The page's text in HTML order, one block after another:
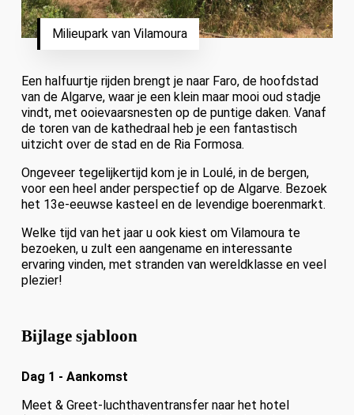
Milieupark van Vilamoura
Een halfuurtje rijden brengt je naar Faro, de hoofdstad
van de Algarve, waar je een klein maar mooi oud stadje
vindt, met ooievaarsnesten op de puntige daken. Vanaf
de toren van de kathedraal heb je een fantastisch
uitzicht over de stad en de Ria Formosa.
Ongeveer tegelijkertijd kom je in Loulé, in de bergen,
voor een heel ander perspectief op de Algarve. Bezoek
het 13e-eeuwse kasteel en de levendige boerenmarkt.
Welke tijd van het jaar u ook kiest om Vilamoura te
bezoeken, u zult een aangename en interessante
ervaring vinden, met stranden van wereldklasse en veel
plezier!
Bijlage sjabloon
Dag 1 - Aankomst
Meet & Greet-luchthaventransfer naar het hotel